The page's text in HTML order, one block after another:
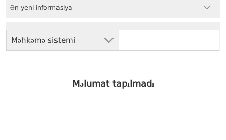
Məhkəmə sistemi
Ən yeni informasiya
Məlumat tapılmadı